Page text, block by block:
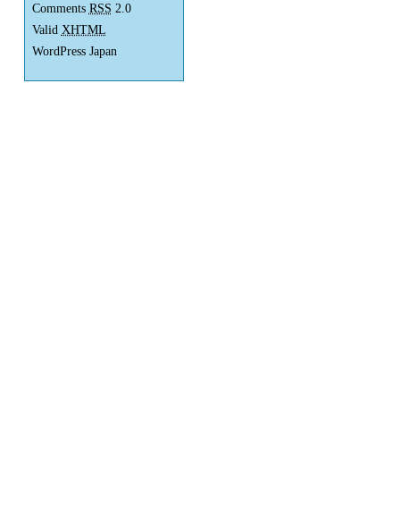
Comments RSS 2.0
Valid XHTML
WordPress Japan